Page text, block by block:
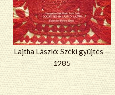
Lajtha László: Széki gyűjtés —
1985